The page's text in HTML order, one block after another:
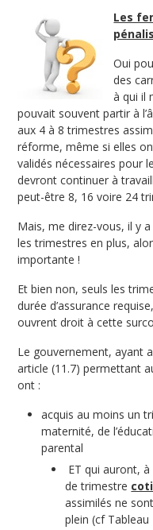
Les
Oui
des
à qui il
pouvait souvent partir à
aux 4 à 8 trimestres
réforme, même si elles
validés nécessaires pour
devront continuer à
peut-être 8, 16 voire 24
Mais, me direz-vous, il y
les trimestres en plus,
importante !
Et bien non, seuls les
durée d’assurance
ouvrent droit à cette
Le gouvernement, ayant
article (11.7) permettant
ont :
acquis au moins un
maternité, de
parental
ET qui auront,
de trimestre
assimilés ne
plein (cf Tableau